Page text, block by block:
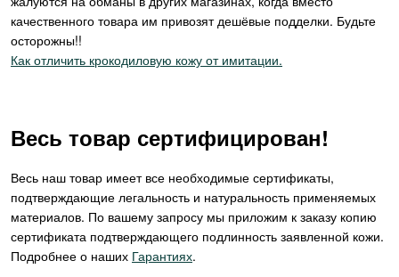
качественного товара им привозят дешёвые подделки. Будьте
осторожны!!
Как отличить крокодиловую кожу от имитации.
Весь товар сертифицирован!
Весь наш товар имеет все необходимые сертификаты,
подтверждающие легальность и натуральность применяемых
материалов. По вашему запросу мы приложим к заказу копию
сертификата подтверждающего подлинность заявленной кожи.
Подробнее о наших Гарантиях.